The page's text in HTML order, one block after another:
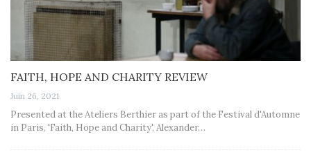
FAITH, HOPE AND CHARITY REVIEW
Juin 26, 2021
Presented at the Ateliers Berthier as part of the Festival d'Automne
in Paris, 'Faith, Hope and Charity', Alexander…